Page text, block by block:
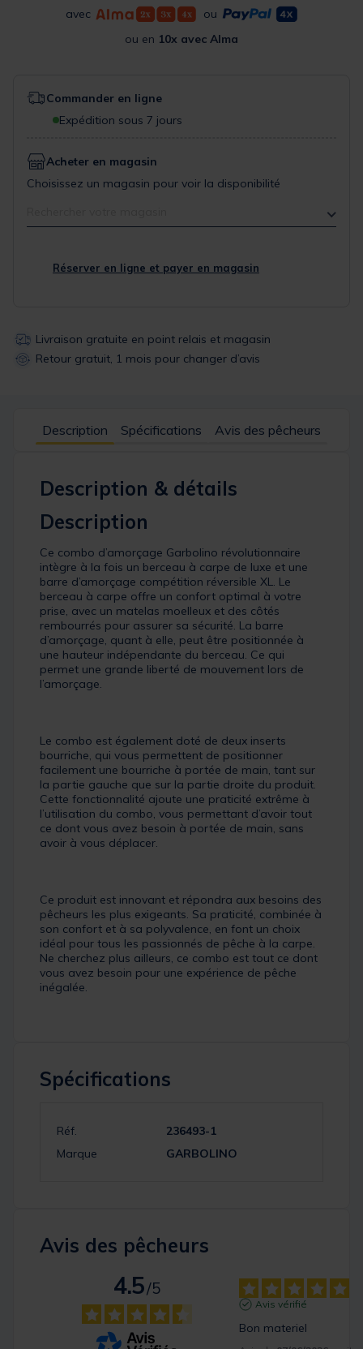
avec
ou
ou en 10x avec Alma
Commander en ligne
Expédition sous 7 jours
Acheter en magasin
Choisissez un magasin pour voir la disponibilité
Réserver en ligne et payer en magasin
Livraison gratuite en point relais et magasin
Retour gratuit, 1 mois pour changer d’avis
Description Spécifications Avis des pêcheurs
Description & détails
Description
Ce combo d’amorçage Garbolino révolutionnaire
intègre à la fois un berceau à carpe de luxe et une
barre d’amorçage compétition réversible XL. Le
berceau à carpe offre un confort optimal à votre
prise, avec un matelas moelleux et des côtés
rembourrés pour assurer sa sécurité. La barre
d’amorçage, quant à elle, peut être positionnée à
une hauteur indépendante du berceau. Ce qui
permet une grande liberté de mouvement lors de
l’amorçage.
Le combo est également doté de deux inserts
bourriche, qui vous permettent de positionner
facilement une bourriche à portée de main, tant sur
la partie gauche que sur la partie droite du produit.
Cette fonctionnalité ajoute une praticité extrême à
l’utilisation du combo, vous permettant d’avoir tout
ce dont vous avez besoin à portée de main, sans
avoir à vous déplacer.
Ce produit est innovant et répondra aux besoins des
pêcheurs les plus exigeants. Sa praticité, combinée à
son confort et à sa polyvalence, en font un choix
idéal pour tous les passionnés de pêche à la carpe.
Ne cherchez plus ailleurs, ce combo est tout ce dont
vous avez besoin pour une expérience de pêche
inégalée.
Spécifications
Réf.
236493-1
Marque
GARBOLINO
Avis des pêcheurs
4.5
/5
Avis vérifié
Bon materiel